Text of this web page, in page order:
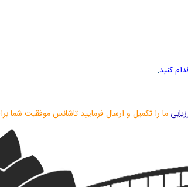
کنید.
ما را تکمیل و ارسال فرمایید تاشانس موفقیت شما